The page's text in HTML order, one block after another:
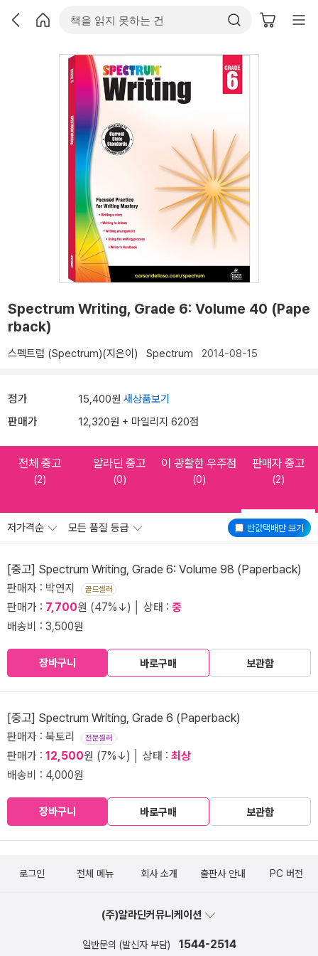
Spectrum Writing, Grade 6: Volume 40 (Pape
rback)
스펙트럼 (Spectrum)(지은이) Spectrum 2014-08-15
정가 15,400원 새상품보기
판매가 12,320원 + 마일리지 620점
전체 중고
(2)
알라딘 중고
(0)
이 광활한 우주점
(0)
판매자 중고
(2)
반값택배만 보기
저가격순 모든 품질 등급
[중고] Spectrum Writing, Grade 6: Volume 98 (Paperback)
판매자 : 박연지 골드셀러
판매가 : 7,700원 (47%↓) │ 상태 : 중
배송비 : 3,500원
장바구니 바로구매 보관함
[중고] Spectrum Writing, Grade 6 (Paperback)
판매자 : 북토리 전문셀러
판매가 : 12,500원 (7%↓) │ 상태 : 최상
배송비 : 4,000원
장바구니 바로구매 보관함
로그인 전체 메뉴 회사 소개 출판사 안내 PC 버전
(주)알라딘커뮤니케이션
일반문의 (발신자 부담) 1544-2514